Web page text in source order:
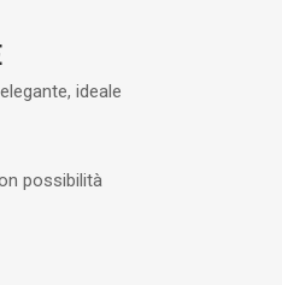
ideale
possibilità